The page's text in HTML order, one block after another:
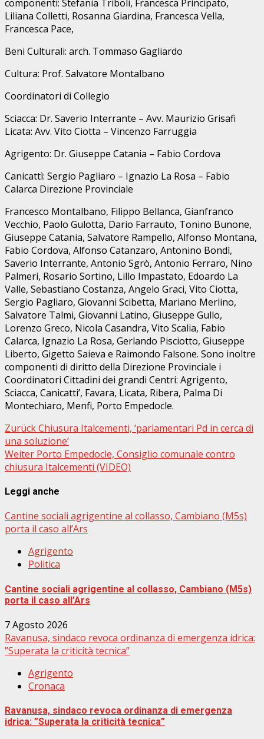
componenti: Stefania Triboli, Francesca Principato,
Liliana Colletti, Rosanna Giardina, Francesca Vella,
Francesca Pace,
Beni Culturali: arch. Tommaso Gagliardo
Cultura: Prof. Salvatore Montalbano
Coordinatori di Collegio
Sciacca: Dr. Saverio Interrante – Avv. Maurizio Grisafi
Licata: Avv. Vito Ciotta – Vincenzo Farruggia
Agrigento: Dr. Giuseppe Catania – Fabio Cordova
Canicattì: Sergio Pagliaro – Ignazio La Rosa – Fabio
Calarca Direzione Provinciale
Francesco Montalbano, Filippo Bellanca, Gianfranco
Vecchio, Paolo Gulotta, Dario Farrauto, Tonino Bunone,
Giuseppe Catania, Salvatore Rampello, Alfonso Montana,
Fabio Cordova, Alfonso Catanzaro, Antonino Bondì,
Saverio Interrante, Antonio Sgrò, Antonio Ferraro, Nino
Palmeri, Rosario Sortino, Lillo Impastato, Edoardo La
Valle, Sebastiano Costanza, Angelo Graci, Vito Ciotta,
Sergio Pagliaro, Giovanni Scibetta, Mariano Merlino,
Salvatore Talmi, Giovanni Latino, Giuseppe Gullo,
Lorenzo Greco, Nicola Casandra, Vito Scalia, Fabio
Calarca, Ignazio La Rosa, Gerlando Pisciotto, Giuseppe
Liberto, Gigetto Saieva e Raimondo Falsone. Sono inoltre
componenti di diritto della Direzione Provinciale i
Coordinatori Cittadini dei grandi Centri: Agrigento,
Sciacca, Canicatti’, Favara, Licata, Ribera, Palma Di
Montechiaro, Menfi, Porto Empedocle.
Beitragsnavigation
ZurückChiusura Italcementi, ‘parlamentari Pd in cerca di
una soluzione’
Weiter Porto Empedocle, Consiglio comunale contro
chiusura Italcementi (VIDEO)
Leggi anche
Cantine sociali agrigentine al collasso, Cambiano (M5s)
porta il caso all’Ars
Agrigento
Politica
Cantine sociali agrigentine al collasso, Cambiano (M5s)
porta il caso all’Ars
7 Agosto 2026
Ravanusa, sindaco revoca ordinanza di emergenza idrica:
”Superata la criticità tecnica”
Agrigento
Cronaca
Ravanusa, sindaco revoca ordinanza di emergenza
idrica: ”Superata la criticità tecnica”